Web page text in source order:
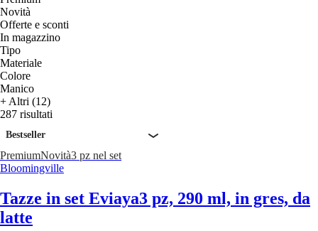
Novità
Offerte e sconti
In magazzino
Tipo
Materiale
Colore
Manico
+ Altri (12)
287 risultati
Bestseller
PremiumNovità3 pz nel set
Bloomingville
Tazze in set Eviaya3 pz, 290 ml, in gres, da
latte